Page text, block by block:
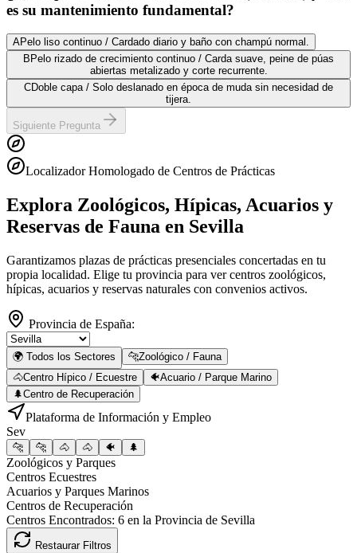
es su mantenimiento fundamental?
APelo liso continuo / Cardado diario y baño con champú normal.
B Pelo rizado de crecimiento continuo / Carda suave, peine de púas
abiertas metalizado y corte recurrente.
CDoble capa / Solo deslanado en época de muda sin necesidad de
tijera.
Siguiente Pregunta
Localizador Homologado de Centros de Prácticas
Explora Zoológicos, Hípicas, Acuarios y
Reservas de Fauna en Sevilla
Garantizamos plazas de prácticas presenciales concertadas en tu
propia localidad. Elige tu provincia para ver centros zoológicos,
hípicas, acuarios y reservas naturales con convenios activos.
Provincia de España:
🌍 Todos los Sectores 🐆Zoológico / Fauna
🐴Centro Hípico / Ecuestre 🐠Acuario / Parque Marino
🌲Centro de Recuperación
Plataforma de Información y Empleo
Sev
🐆 🐆 🐴 🐴 🐠 🌲
Zoológicos y Parques
Centros Ecuestres
Acuarios y Parques Marinos
Centros de Recuperación
Centros Encontrados: 6 en la Provincia de Sevilla
Restaurar Filtros